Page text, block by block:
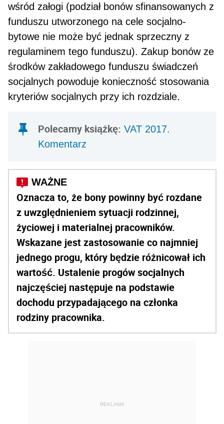
wśród załogi (podział bonów sfinansowanych z
funduszu utworzonego na cele socjalno-
bytowe nie może być jednak sprzeczny z
regulaminem tego funduszu). Zakup bonów ze
środków zakładowego fundu­szu świadczeń
socjalnych powoduje konieczność stosowania
kryteriów socjalnych przy ich roz­dziale.
Polecamy książkę: VAT 2017.
Komentarz
Oznacza to, że bony powinny być rozda­ne
z uwzględnieniem sytuacji rodzinnej,
życiowej i materialnej pracowników.
Wskazane jest zastosowanie co najmniej
jedne­go progu, który będzie różnicował ich
wartość. Ustalenie progów socjalnych
najczęściej następu­je na podstawie
dochodu przypadającego na człon­ka
rodziny pracownika.
REKLAMA